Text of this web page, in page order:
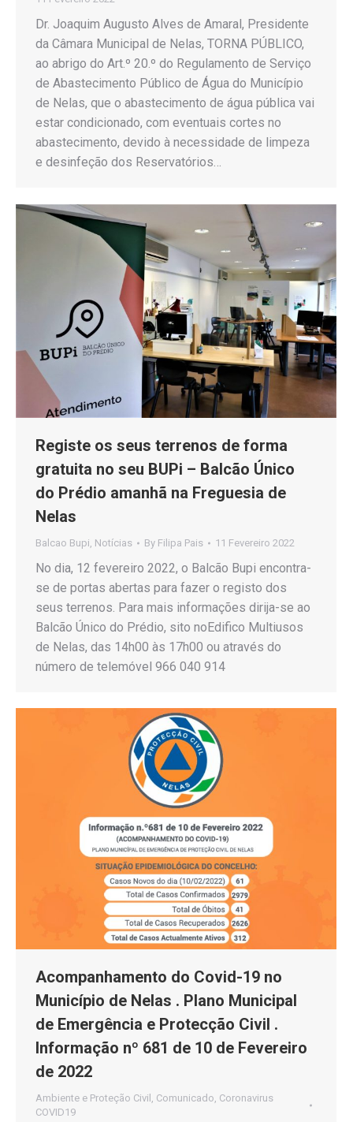
Dr. Joaquim Augusto Alves de Amaral, Presidente
da Câmara Municipal de Nelas, TORNA PÚBLICO,
ao abrigo do Art.º 20.º do Regulamento de Serviço
de Abastecimento Público de Água do Município
de Nelas, que o abastecimento de água pública vai
estar condicionado, com eventuais cortes no
abastecimento, devido à necessidade de limpeza
e desinfeção dos Reservatórios…
Registe os seus terrenos de forma
gratuita no seu BUPi – Balcão Único
do Prédio amanhã na Freguesia de
Nelas
Balcao Bupi, Notícias By Filipa Pais 11 Fevereiro 2022
No dia, 12 fevereiro 2022, o Balcão Bupi encontra-
se de portas abertas para fazer o registo dos
seus terrenos. Para mais informações dirija-se ao
Balcão Único do Prédio, sito noEdifico Multiusos
de Nelas, das 14h00 às 17h00 ou através do
número de telemóvel 966 040 914
Acompanhamento do Covid-19 no
Município de Nelas . Plano Municipal
de Emergência e Protecção Civil .
Informação nº 681 de 10 de Fevereiro
de 2022
Ambiente e Proteção Civil Comunicado Coronavirus
COVID19